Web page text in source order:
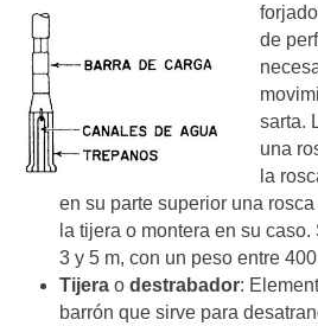
de
sarta.
una
la
en su parte superior una
la tijera o montera en su
3 y 5 m, con un peso entre
Tijera o destrabador:
barrón que sirve para